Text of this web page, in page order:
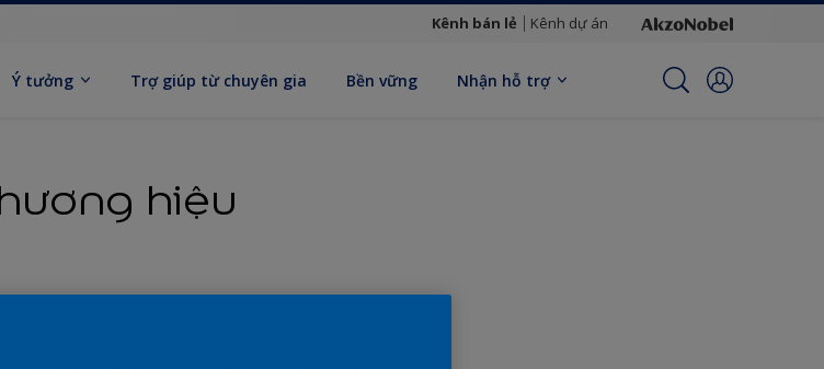
Kênh bán lẻ Kênh dự án
Ý tưởng Trợ giúp từ chuyên gia Bền vững Nhận hỗ trợ
hiệu